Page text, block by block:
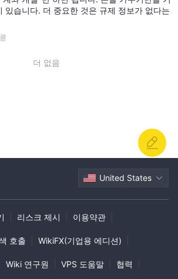
있습니다. 더 중요한 것은 규제 정보가 없다는
더 없음
United States
리스크 제시 이용약관
호출 WikiFX(기업용 에디션)
Wiki 연구원 VPS 도움말 협력